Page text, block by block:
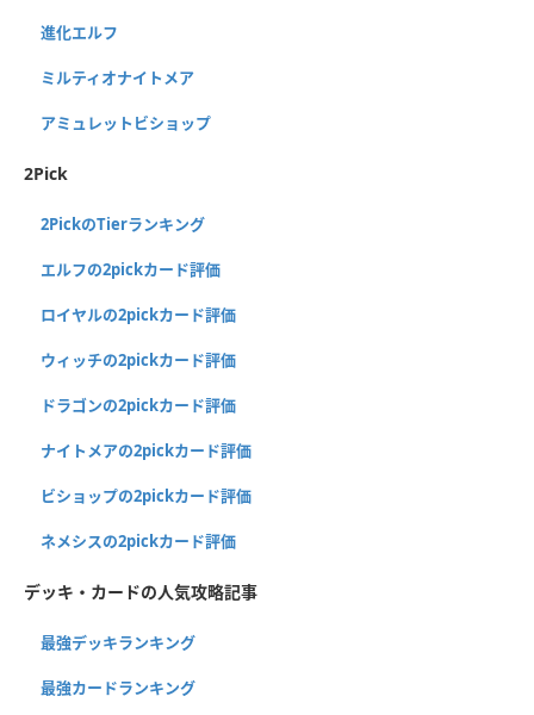
進化エルフ
ミルティオナイトメア
アミュレットビショップ
2Pick
2PickのTierランキング
エルフの2pickカード評価
ロイヤルの2pickカード評価
ウィッチの2pickカード評価
ドラゴンの2pickカード評価
ナイトメアの2pickカード評価
ビショップの2pickカード評価
ネメシスの2pickカード評価
デッキ・カードの人気攻略記事
最強デッキランキング
最強カードランキング